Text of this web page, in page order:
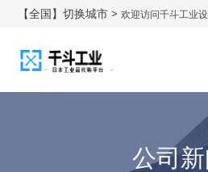
【全国】切换城市 >欢迎访问千斗工业
公司